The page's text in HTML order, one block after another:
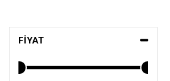
FİYAT